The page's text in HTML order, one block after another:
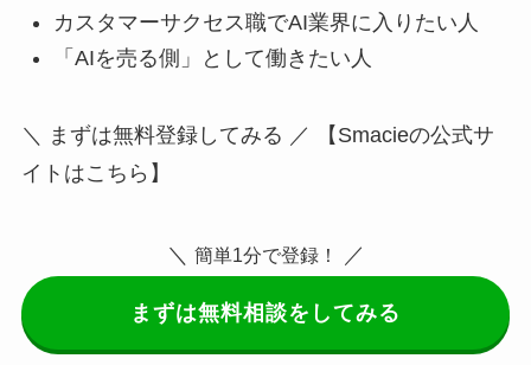
カスタマーサクセス職でAI業界に入りたい人
「AIを売る側」として働きたい人
＼ まずは無料登録してみる ／ 【Smacieの公式サ
イトはこちら】
＼ 簡単1分で登録！ ／
まずは無料相談をしてみる